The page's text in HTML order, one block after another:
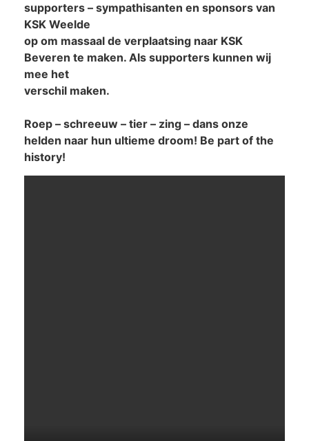
supporters – sympathisanten en sponsors van
KSK Weelde
op om massaal de verplaatsing naar KSK
Beveren te maken. Als supporters kunnen wij
mee het
verschil maken.
Roep – schreeuw – tier – zing – dans onze
helden naar hun ultieme droom! Be part of the
history!